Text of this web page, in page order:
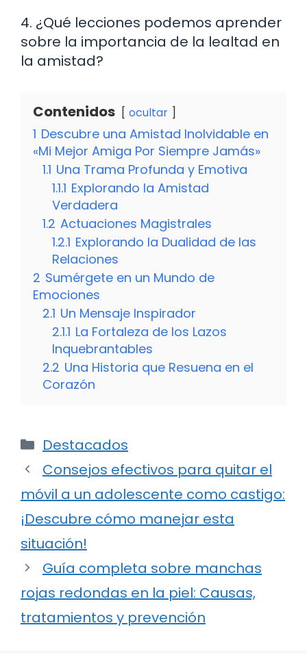
4. ¿Qué lecciones podemos aprender
sobre la importancia de la lealtad en
la amistad?
Contenidos ocultar
1 Descubre una Amistad Inolvidable en
«Mi Mejor Amiga Por Siempre Jamás»
1.1 Una Trama Profunda y Emotiva
1.1.1 Explorando la Amistad
Verdadera
1.2 Actuaciones Magistrales
1.2.1 Explorando la Dualidad de las
Relaciones
2 Sumérgete en un Mundo de
Emociones
2.1 Un Mensaje Inspirador
2.1.1 La Fortaleza de los Lazos
Inquebrantables
2.2 Una Historia que Resuena en el
Corazón
Categorías
Destacados
Consejos efectivos para quitar el
móvil a un adolescente como castigo:
¡Descubre cómo manejar esta
situación!
Guía completa sobre manchas
rojas redondas en la piel: Causas,
tratamientos y prevención